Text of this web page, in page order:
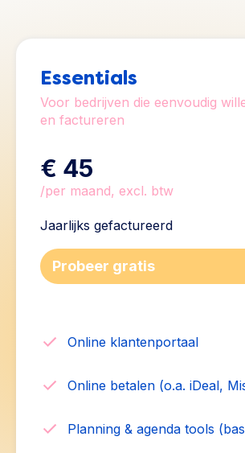
Essentials
Voor bedrijven die eenvoudig
en factureren
€ 45
/per maand, excl. btw
Jaarlijks gefactureerd
Probeer gratis
Online klantenportaal
Online betalen (o.a. iDeal,
Planning & agenda tools